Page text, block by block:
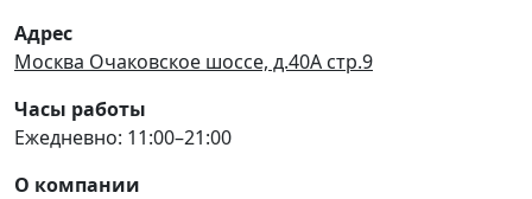
Адрес
Москва Очаковское шоссе, д.40А стр.9
Часы работы
Ежедневно: 11:00–21:00
О компании